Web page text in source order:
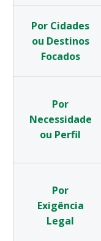
Por Cidades
ou Destinos
Focados
Por
Necessidade
ou Perfil
Por
Exigência
Legal